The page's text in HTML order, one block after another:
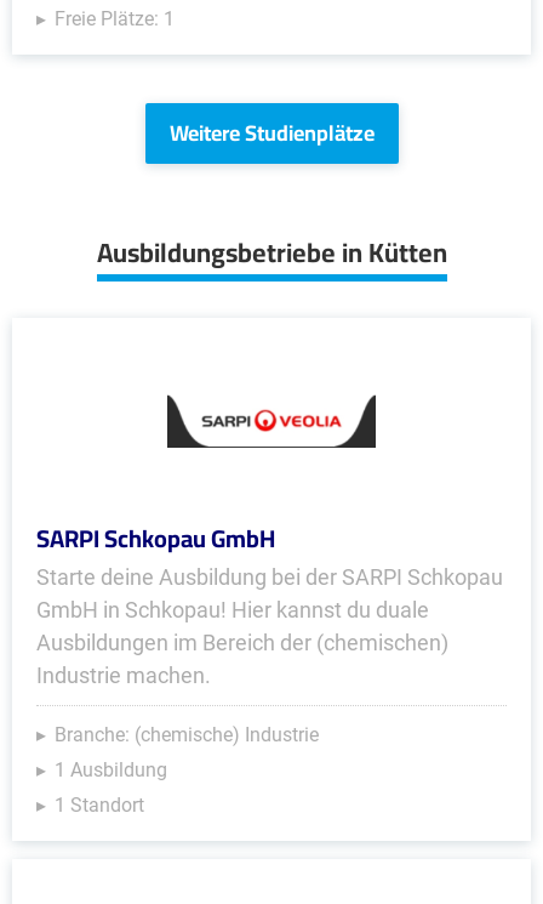
Freie Plätze: 1
Weitere Studienplätze
Ausbildungsbetriebe in Kütten
SARPI Schkopau GmbH
Starte deine Ausbildung bei der SARPI Schkopau
GmbH in Schkopau! Hier kannst du duale
Ausbildungen im Bereich der (chemischen)
Industrie machen.
Branche: (chemische) Industrie
1 Ausbildung
1 Standort